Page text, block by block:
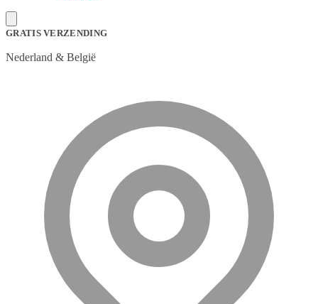
GRATIS VERZENDING
Nederland & België